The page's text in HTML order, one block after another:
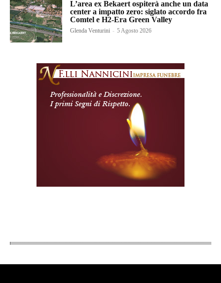
L’area ex Bekaert ospiterà anche un data
center a impatto zero: siglato accordo fra
Comtel e H2-Era Green Valley
Glenda Venturini - 5 Agosto 2026